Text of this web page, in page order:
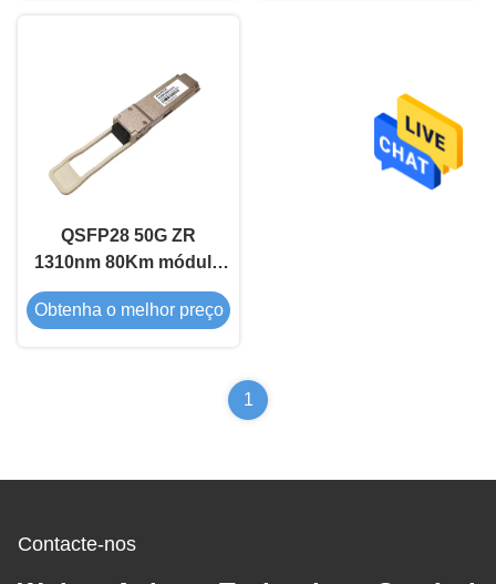
QSFP28 50G ZR
1310nm 80Km módulo
de transceptor óptico
Obtenha o melhor preço
1
Contacte-nos